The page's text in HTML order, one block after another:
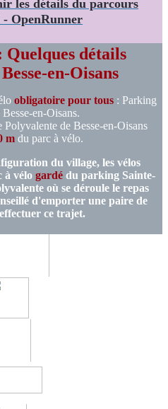
les détails du parcours
- OpenRunner
détails
en-Oisans
obligatoire pour tous : Parking
en-Oisans.
Polyvalente de Besse-en-Oisans
m du parc à vélo.
du village, les vélos
à vélo gardé du parking Sainte-
où se déroule le repas
d'emporter une paire de
ce trajet.